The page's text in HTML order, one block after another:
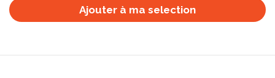
Ajouter à ma selection